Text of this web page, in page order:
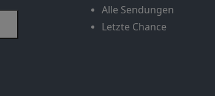
Alle Sendungen
Letzte Chance